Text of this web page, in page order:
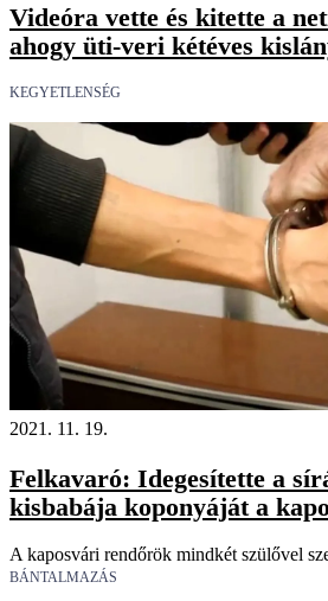
Videóra vette és kitette a
ahogy üti-veri kétéves
KEGYETLENSÉG
2021. 11. 19.
Felkavaró: Idegesítette a
kisbabája koponyáját a
A kaposvári rendőrök mindkét szülővel
BÁNTALMAZÁS